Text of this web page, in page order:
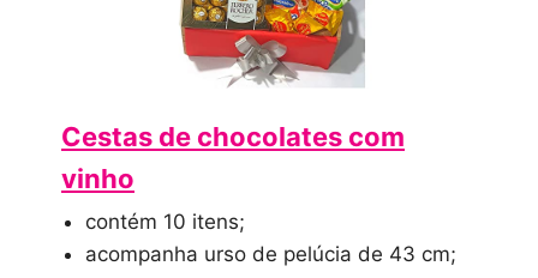
Cestas de chocolates com
vinho
contém 10 itens;
acompanha urso de pelúcia de 43 cm;